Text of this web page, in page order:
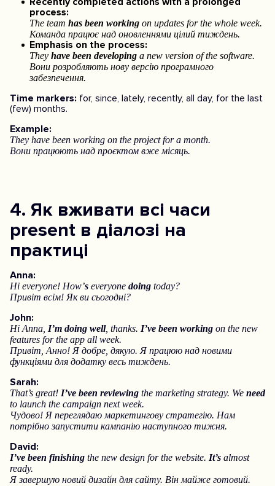
process:
The team has been working on updates for the whole week.
Команда працює над оновленнями цілий тиждень.
Emphasis on the process:
They have been developing a new version of the software.
Вони розробляють нову версію програмного
забезпечення.
Time markers: for, since, lately, recently, all day, for the last
(few) months.
Example:
They have been working on the project for a month.
Вони працюють над проєктом вже місяць.
4. Як вживати всі часи
present в діалозі на
практиці
Anna:
Hi everyone! How’s everyone doing today?
Привіт всім! Як ви сьогодні?
John:
Hi Anna, I’m doing well, thanks. I’ve been working on the new
features for the app all week.
Привіт, Анно! Я добре, дякую. Я працюю над новими
функціями для додатку весь тиждень.
Sarah:
That’s great! I’ve been reviewing the marketing strategy. We need
to launch the campaign next week.
Чудово! Я переглядаю маркетингову стратегію. Нам
потрібно запустити кампанію наступного тижня.
David:
I’ve been finishing the new design for the website. It’s almost
ready.
Я завершую новий дизайн для сайту. Він майже готовий.